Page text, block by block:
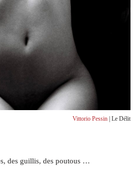
Vittorio Pessin | Le Délit
des guillis, des poutous …